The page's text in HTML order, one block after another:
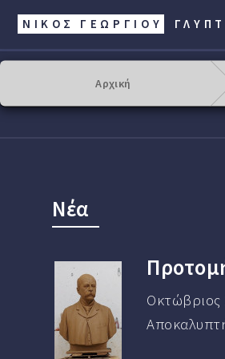
ΝΙΚΟΣ ΓΕΩΡΓΊΟΥ
Αρχική
Νέα
Οκτώβριος